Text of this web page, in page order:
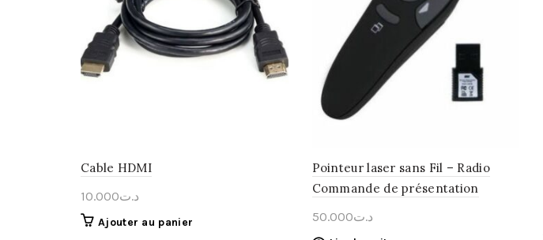
Cable HDMI
د.ت10.000
Ajouter au panier
Pointeur laser sans Fil – Radio
Commande de présentation
د.ت50.000